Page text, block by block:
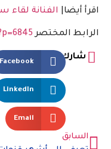
اقرأ أيضا| الفنانة لقاء
الرابط المختصر
شارك
Facebook
LinkedIn
Email
السابق